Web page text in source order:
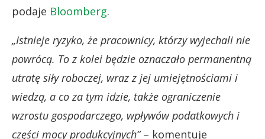
podaje Bloomberg.
„Istnieje ryzyko, że pracownicy, którzy wyjechali nie
powrócą. To z kolei będzie oznaczało permanentną
utratę siły roboczej, wraz z jej umiejętnościami i
wiedzą, a co za tym idzie, także ograniczenie
wzrostu gospodarczego, wpływów podatkowych i
części mocy produkcyjnych”– komentuje